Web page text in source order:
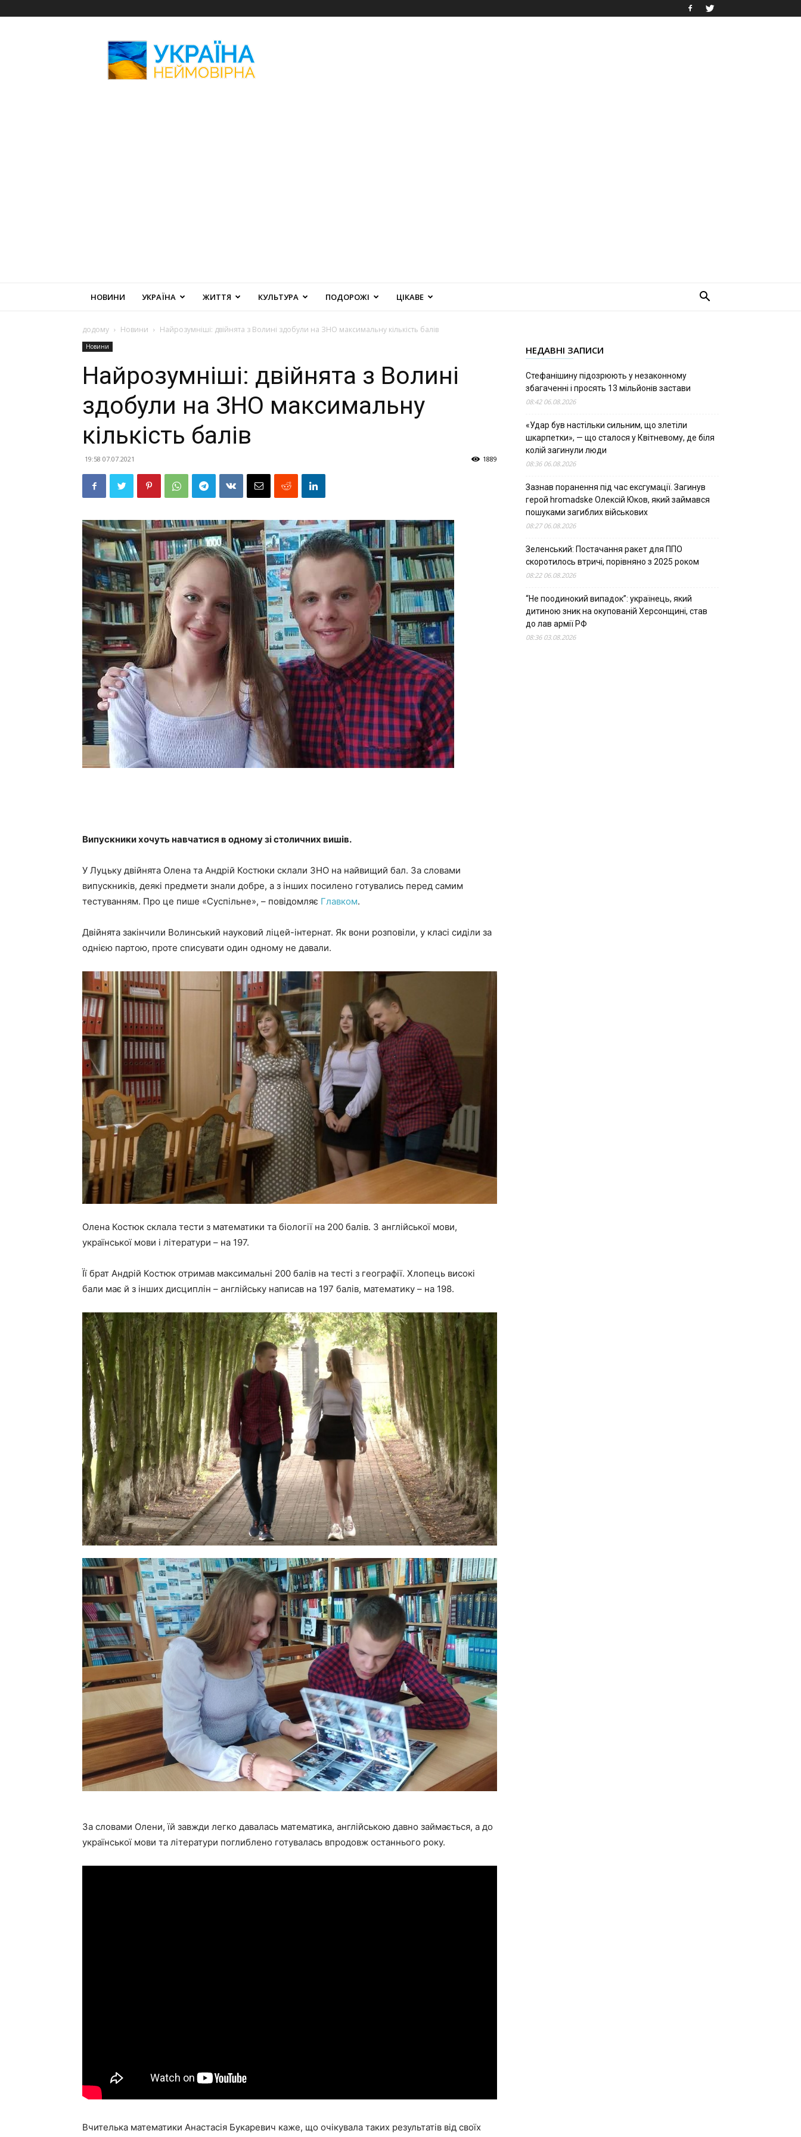
Неймовірна
НОВИНИ УКРАЇНА ЖИТТЯ КУЛЬТУРА ПОДОРОЖІ ЦІКАВЕ
додому Новини Найрозумніші: двійнята з Волині здобули на ЗНО максимальну кількість балів
Новини
Найрозумніші: двійнята з Волині
здобули на ЗНО максимальну
кількість балів
19:58 07.07.2021 1889
Випускники хочуть навчатися в одному зі столичних вишів.
У Луцьку двійнята Олена та Андрій Костюки склали ЗНО на найвищий бал. За словами
випускників, деякі предмети знали добре, а з інших посилено готувались перед самим
тестуванням. Про це пише «Суспільне», – повідомляє Главком.
Двійнята закінчили Волинський науковий ліцей-інтернат. Як вони розповіли, у класі сиділи за
однією партою, проте списувати один одному не давали.
Олена Костюк склала тести з математики та біології на 200 балів. З англійської мови,
української мови і літератури – на 197.
Її брат Андрій Костюк отримав максимальні 200 балів на тесті з географії. Хлопець високі
бали має й з інших дисциплін – англійську написав на 197 балів, математику – на 198.
За словами Олени, їй завжди легко давалась математика, англійською давно займається, а до
української мови та літератури поглиблено готувалась впродовж останнього року.
Вчителька математики Анастасія Букаревич каже, що очікувала таких результатів від своїх
НЕДАВНІ ЗАПИСИ
Стефанішину підозрюють у незаконному
збагаченні і просять 13 мільйонів застави
08:42 06.08.2026
«Удар був настільки сильним, що злетіли
шкарпетки», — що сталося у Квітневому, де біля
колій загинули люди
08:36 06.08.2026
Зазнав поранення під час ексгумації. Загинув
герой hromadske Олексій Юков, який займався
пошуками загиблих військових
08:27 06.08.2026
Зеленський: Постачання ракет для ППО
скоротилось втричі, порівняно з 2025 роком
08:22 06.08.2026
“Не поодинокий випадок”: українець, який
дитиною зник на окупованій Херсонщині, став
до лав армії РФ
08:36 03.08.2026